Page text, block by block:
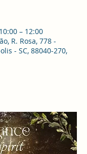
– 12:00
R. Rosa, 778 -
- SC, 88040-270,